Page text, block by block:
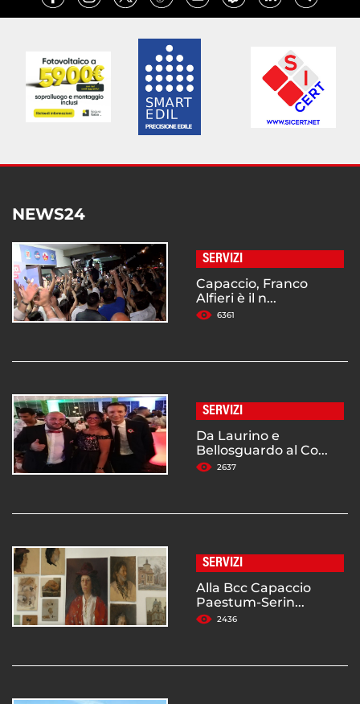
NEWS24
SERVIZI
Capaccio, Franco
Alfieri è il n...
6361
SERVIZI
Da Laurino e
Bellosguardo al Co...
2637
SERVIZI
Alla Bcc Capaccio
Paestum-Serin...
2436